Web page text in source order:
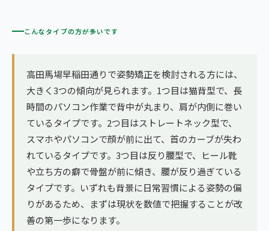
こんなタイプの方が多いです
高田馬場早稲田通りで姿勢矯正を検討される方には、
大きく3つの傾向が見られます。1つ目は猫背型で、長
時間のパソコン作業で背中が丸まり、肩が内側に巻い
ているタイプです。2つ目はストレートネック型で、
スマホやパソコンで顔が前に出て、首のカーブが失わ
れているタイプです。3つ目は反り腰型で、ヒール靴
や立ち方の癖で骨盤が前に傾き、腰が反り過ぎている
タイプです。いずれも背景に日常習慣による姿勢の偏
りがあるため、まずは現状を数値で把握することが改
善の第一歩になります。